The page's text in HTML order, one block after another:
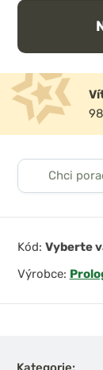
Chci
Kód: Vyberte
Výrobce: